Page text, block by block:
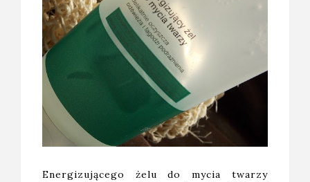
Energizującego żelu do mycia twarzy